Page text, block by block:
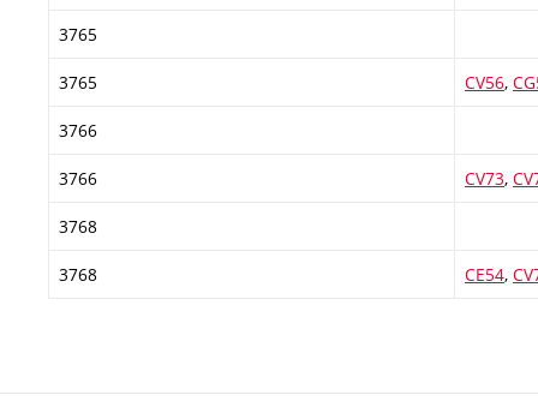
3765
3765 CV56,
3766
3766 CV73,
3768
3768 CE54,